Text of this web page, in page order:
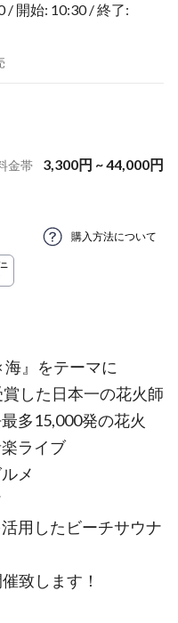
/ 開始: 10:30 / 終了:
金帯 3,300円 ~44,000円
購入方法について
海』をテーマに
した日本一の花火師
多15,000発の花火
ライブ
メ
用したビーチサウナ
致します！